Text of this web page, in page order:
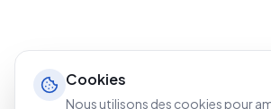
Cookies
Nous utilisons des cookies pour